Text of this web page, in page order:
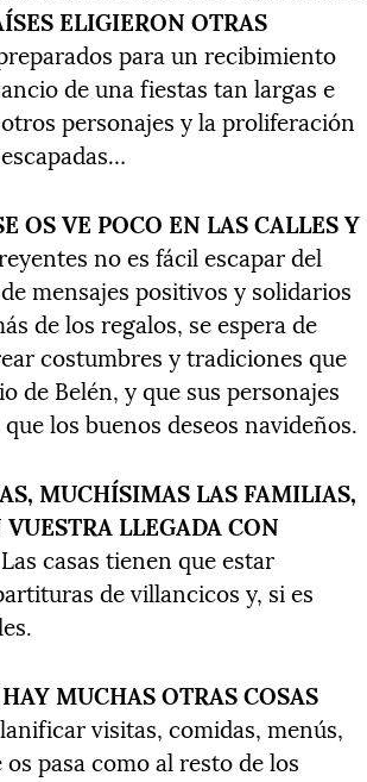
ELIGIERON OTRAS
para un recibimiento
de una fiestas tan largas e
personajes y la proliferación
OS VE POCO EN LAS CALLES Y
no es fácil escapar del
mensajes positivos y solidarios
de los regalos, se espera de
costumbres y tradiciones que
de Belén, y que sus personajes
los buenos deseos navideños.
MUCHÍSIMAS LAS FAMILIAS,
LLEGADA CON
casas tienen que estar
de villancicos y, si es
MUCHAS OTRAS COSAS
visitas, comidas, menús,
pasa como al resto de los